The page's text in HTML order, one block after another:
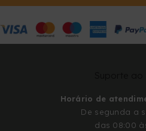
Horário de
De segunda a
das 08:00